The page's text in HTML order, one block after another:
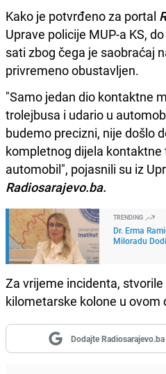
Kako je potvrđeno za portal
Uprave policije MUP-a KS,
sati zbog čega je saobraćaj
privremeno obustavljen.
"Samo jedan dio kontaktne
trolejbusa i udario u
budemo precizni, nije došlo
kompletnog dijela
automobil", pojasnili su iz
Radiosarajevo.ba.
TRENDING
Dr. Erma
Miloradu
Za vrijeme incidenta,
kilometarske kolone u ovom
Dodajte